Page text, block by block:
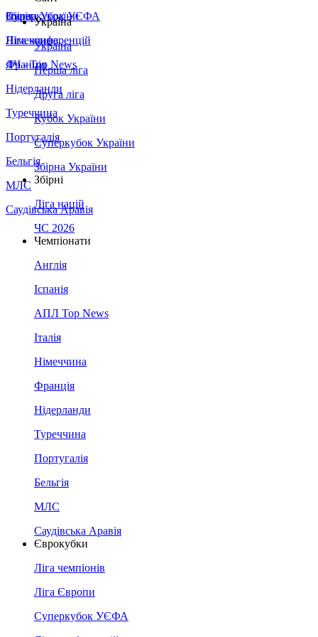
Збірна України
Італія
Німеччина
Франція
Нідерланди
Туреччина
Португалія
Бельгія
МЛС
Саудівська Аравія
Суперкубок УЄФА
Ліга конференцій
ЛЧ - Top News
Україна
Україна
Перша ліга
Друга ліга
Кубок України
Суперкубок України
Збірна України
Збірні
Ліга націй
ЧС 2026
Чемпіонати
Англія
Іспанія
АПЛ Top News
Італія
Німеччина
Франція
Нідерланди
Туреччина
Португалія
Бельгія
МЛС
Саудівська Аравія
Єврокубки
Ліга чемпіонів
Ліга Європи
Суперкубок УЄФА